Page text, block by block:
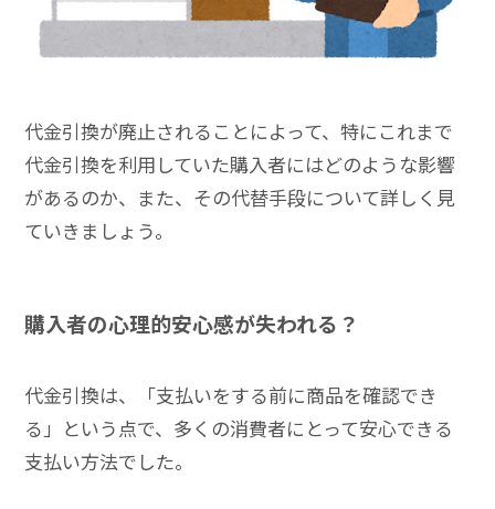
代金引換が廃止されることによって、特にこれまで
代金引換を利用していた購入者にはどのような影響
があるのか、また、その代替手段について詳しく見
ていきましょう。
購入者の心理的安心感が失われる？
代金引換は、「支払いをする前に商品を確認でき
る」という点で、多くの消費者にとって安心できる
支払い方法でした。